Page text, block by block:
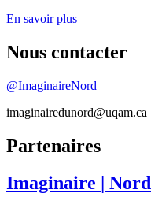
En savoir plus
Nous contacter
@ImaginaireNord
imaginairedunord@uqam.ca
Partenaires
Imaginaire | Nord